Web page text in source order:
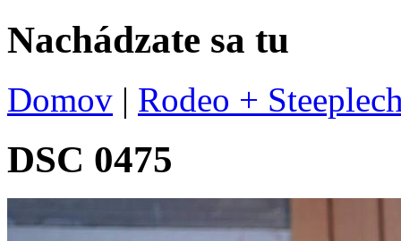
Nachádzate sa tu
Domov | Rodeo +
DSC 0475